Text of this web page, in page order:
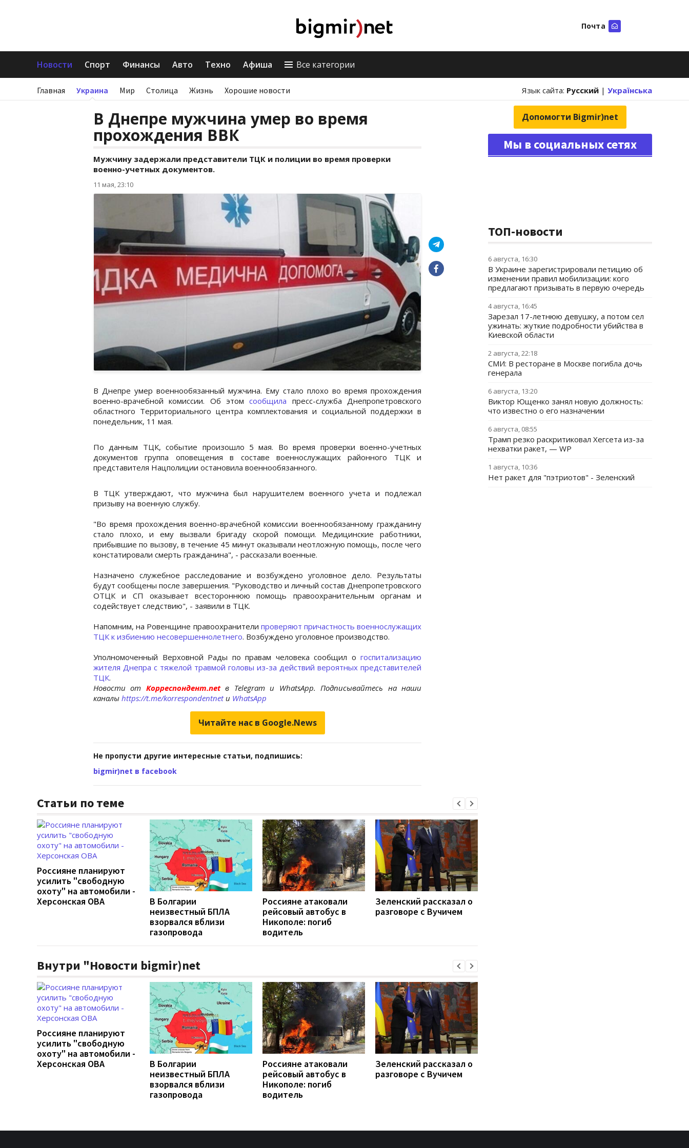
Почта
Новости Спорт Финансы Авто Техно Афиша Все категории
Главная Украина Мир Столица Жизнь Хорошие новости Язык сайта: Русский | Українська
В Днепре мужчина умер во время
прохождения ВВК
Мужчину задержали представители ТЦК и полиции во время проверки
военно-учетных документов.
11 мая, 23:10
В Днепре умер военнообязанный мужчина. Ему стало плохо во время прохождения
военно-врачебной комиссии. Об этомсообщила пресс-служба Днепропетровского
областного Территориального центра комплектования и социальной поддержки в
понедельник, 11 мая.
По данным ТЦК, событие произошло 5 мая. Во время проверки военно-учетных
документов группа оповещения в составе военнослужащих районного ТЦК и
представителя Нацполиции остановила военнообязанного.
В ТЦК утверждают, что мужчина был нарушителем военного учета и подлежал
призыву на военную службу.
"Во время прохождения военно-врачебной комиссии военнообязанному гражданину
стало плохо, и ему вызвали бригаду скорой помощи. Медицинские работники,
прибывшие по вызову, в течение 45 минут оказывали неотложную помощь, после чего
констатировали смерть гражданина", - рассказали военные.
Назначено служебное расследование и возбуждено уголовное дело. Результаты
будут сообщены после завершения. "Руководство и личный состав Днепропетровского
ОТЦК и СП оказывает всестороннюю помощь правоохранительным органам и
содействует следствию", - заявили в ТЦК.
Напомним, на Ровенщине правоохранители проверяют причастность военнослужащих
ТЦК к избиению несовершеннолетнего. Возбуждено уголовное производство.
Уполномоченный Верховной Рады по правам человека сообщил о госпитализацию
жителя Днепра с тяжелой травмой головы из-за действий вероятных представителей
ТЦК.
Новости от Корреспондент.netв Telegram и WhatsApp. Подписывайтесь на наши
каналы https://t.me/korrespondentnetи WhatsApp
Читайте нас в Google.News
Не пропусти другие интересные статьи, подпишись:
bigmir)net в facebook
Статьи по теме
Россияне планируют
усилить "свободную
охоту" на автомобили -
Херсонская ОВА
В Болгарии
неизвестный БПЛА
взорвался вблизи
газопровода
Россияне атаковали
рейсовый автобус в
Никополе: погиб
водитель
Зеленский рассказал о
разговоре с Вучичем
Внутри "Новости bigmir)net
Россияне планируют
усилить "свободную
охоту" на автомобили -
Херсонская ОВА
В Болгарии
неизвестный БПЛА
взорвался вблизи
газопровода
Россияне атаковали
рейсовый автобус в
Никополе: погиб
водитель
Зеленский рассказал о
разговоре с Вучичем
Допомогти Bigmir)net
Мы в социальных сетях
ТОП-новости
6 августа, 16:30
В Украине зарегистрировали петицию об
изменении правил мобилизации: кого
предлагают призывать в первую очередь
4 августа, 16:45
Зарезал 17-летнюю девушку, а потом сел
ужинать: жуткие подробности убийства в
Киевской области
2 августа, 22:18
СМИ: В ресторане в Москве погибла дочь
генерала
6 августа, 13:20
Виктор Ющенко занял новую должность:
что известно о его назначении
6 августа, 08:55
Трамп резко раскритиковал Хегсета из-за
нехватки ракет, — WP
1 августа, 10:36
Нет ракет для "пэтриотов" - Зеленский